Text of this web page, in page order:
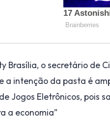
Brasília, o secretário de
a intenção da pasta é
Jogos Eletrônicos, pois
a economia”